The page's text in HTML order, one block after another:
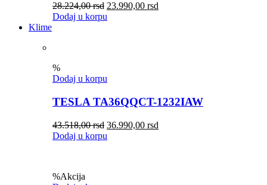
28.224,00rsd 23.990,00 rsd
Dodaj u korpu
Klime
%
Dodaj u korpu
TESLA TA36QQCT-1232IAW
43.518,00rsd 36.990,00 rsd
Dodaj u korpu
%Akcija